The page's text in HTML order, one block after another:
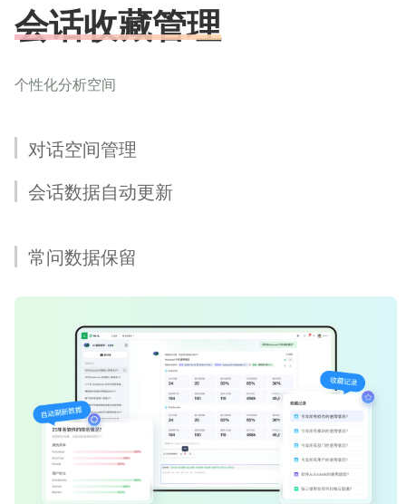
会话收藏管理
个性化分析空间
对话空间管理
会话数据自动更新
常问数据保留